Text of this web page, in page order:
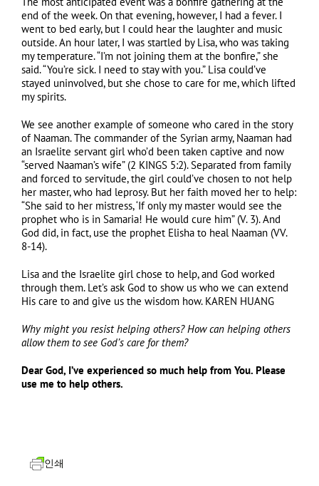
end of the week. On that evening, however, I had a fever. I
went to bed early, but I could hear the laughter and music
outside. An hour later, I was startled by Lisa, who was taking
my temperature. “I’m not joining them at the bonfire,” she
said. “You’re sick. I need to stay with you.” Lisa could’ve
stayed uninvolved, but she chose to care for me, which lifted
my spirits.
We see another example of someone who cared in the story
of Naaman. The commander of the Syrian army, Naaman had
an Israelite servant girl who’d been taken captive and now
“served Naaman’s wife” (2 KINGS 5:2). Separated from family
and forced to servitude, the girl could’ve chosen to not help
her master, who had leprosy. But her faith moved her to help:
“She said to her mistress, ‘If only my master would see the
prophet who is in Samaria! He would cure him” (V. 3). And
God did, in fact, use the prophet Elisha to heal Naaman (VV.
8-14).
Lisa and the Israelite girl chose to help, and God worked
through them. Let’s ask God to show us who we can extend
His care to and give us the wisdom how. KAREN HUANG
Why might you resist helping others?How can helping others
allow them to see God’s care for them?
Dear God, I’ve experienced so much help from You. Please
use me to help others.
인쇄